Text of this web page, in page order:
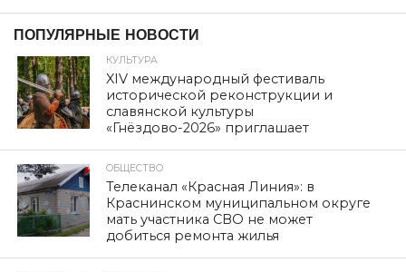
ПОЛИТИКА
Геннадий ЗЮГАНОВ: Нам
нужен бюджет развития
Автор:admin
Опубликовано07.10.2025